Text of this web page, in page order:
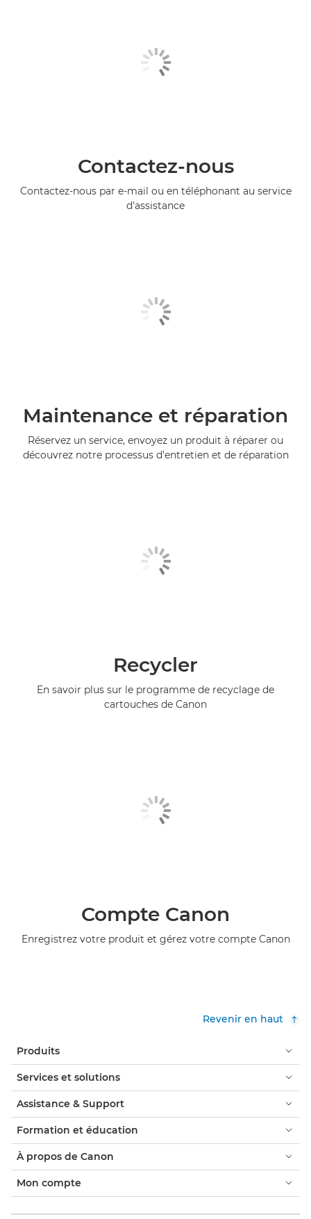
Contactez-nous
Contactez-nous par e-mail ou en téléphonant au service
d'assistance
Maintenance et réparation
Réservez un service, envoyez un produit à réparer ou
découvrez notre processus d'entretien et de réparation
Recycler
En savoir plus sur le programme de recyclage de
cartouches de Canon
Compte Canon
Enregistrez votre produit et gérez votre compte Canon
Revenir en haut
Produits
Services et solutions
Assistance & Support
Formation et éducation
À propos de Canon
Mon compte